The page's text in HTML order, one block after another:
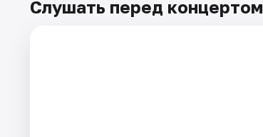
Слушать перед концертом